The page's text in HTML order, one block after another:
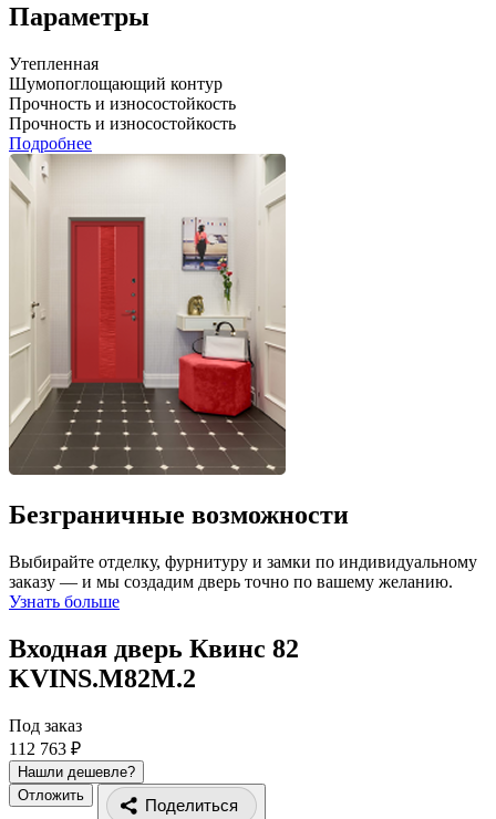
Параметры
Утепленная
Шумопоглощающий контур
Прочность и износостойкость
Прочность и износостойкость
Подробнее
Безграничные возможности
Выбирайте отделку, фурнитуру и замки по индивидуальному
заказу — и мы создадим дверь точно по вашему желанию.
Узнать больше
Входная дверь Квинс 82
KVINS.M82M.2
Под заказ
112 763 ₽
Нашли дешевле?
Отложить
Поделиться